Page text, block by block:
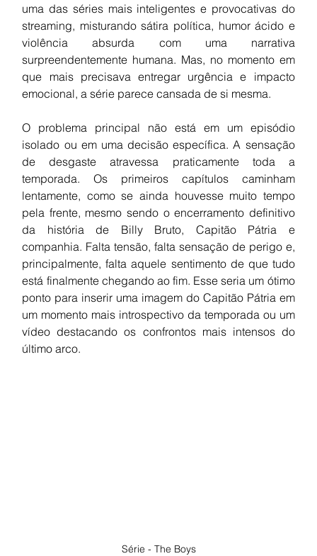
uma das séries mais inteligentes e provocativas do
streaming, misturando sátira política, humor ácido e
violência absurda com uma narrativa
surpreendentemente humana. Mas, no momento em
que mais precisava entregar urgência e impacto
emocional, a série parece cansada de si mesma.
O problema principal não está em um episódio
isolado ou em uma decisão específica. A sensação
de desgaste atravessa praticamente toda a
temporada. Os primeiros capítulos caminham
lentamente, como se ainda houvesse muito tempo
pela frente, mesmo sendo o encerramento definitivo
da história de Billy Bruto, Capitão Pátria e
companhia. Falta tensão, falta sensação de perigo e,
principalmente, falta aquele sentimento de que tudo
está finalmente chegando ao fim. Esse seria um ótimo
ponto para inserir uma imagem do Capitão Pátria em
um momento mais introspectivo da temporada ou um
vídeo destacando os confrontos mais intensos do
último arco.
Série - The Boys